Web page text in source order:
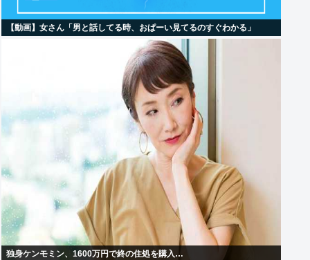
【動画】女さん「男と話してる時、おぱーい見てるのすぐわかる」
独身ケンモミン、1600万円で終の住処を購入…